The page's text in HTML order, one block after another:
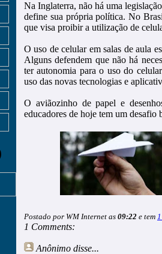
Na Inglaterra, não há uma
define sua própria política. No
que visa proibir a utilização de
O uso de celular em salas de aula
Alguns defendem que não há
ter autonomia para o uso do
uso das novas tecnologias e
O aviãozinho de papel e
educadores de hoje tem um desafio
Postado por WM Internet as 09:22 e tem
1 Comments:
Anônimo disse...